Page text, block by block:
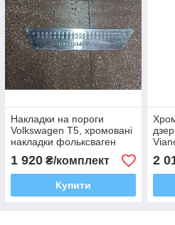
Накладки на пороги
Volkswagen Т5, хромовані
накладки фольксваген
1 920₴/комплект
Купити
2